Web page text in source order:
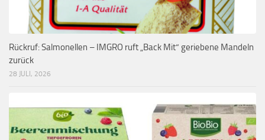
Rückruf: Salmonellen – IMGRO ruft „Back Mit“ geriebene Mandeln
zurück
28 JULI, 2026